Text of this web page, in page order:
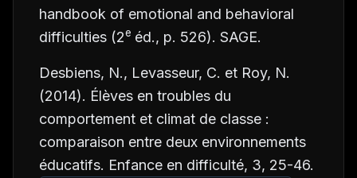
handbook of emotional and behavioral
difficulties (2e éd., p. 526). SAGE.
Desbiens, N., Levasseur, C. et Roy, N.
(2014). Élèves en troubles du
comportement et climat de classe :
comparaison entre deux environnements
éducatifs. Enfance en difficulté, 3, 25-46.